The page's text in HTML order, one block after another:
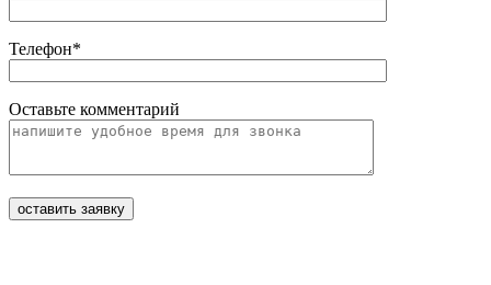
Телефон*
Оставьте комментарий